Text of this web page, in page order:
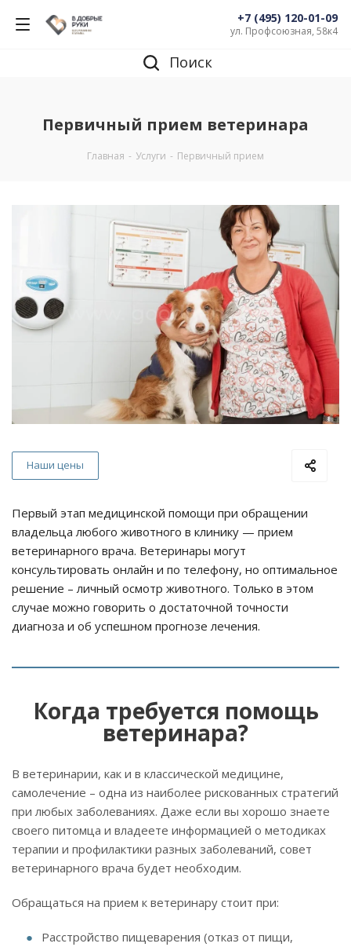
+7 (495) 120-01-09
ул. Профсоюзная, 58к4
Поиск
Первичный прием ветеринара
Главная - Услуги - Первичный прием
Наши цены
Первый этап медицинской помощи при обращении
владельца любого животного в клинику — прием
ветеринарного врача. Ветеринары могут
консультировать онлайн и по телефону, но оптимальное
решение – личный осмотр животного. Только в этом
случае можно говорить о достаточной точности
диагноза и об успешном прогнозе лечения.
Когда требуется помощь
ветеринара?
В ветеринарии, как и в классической медицине,
самолечение – одна из наиболее рискованных стратегий
при любых заболеваниях. Даже если вы хорошо знаете
своего питомца и владеете информацией о методиках
терапии и профилактики разных заболеваний, совет
ветеринарного врача будет необходим.
Обращаться на прием к ветеринару стоит при:
Расстройство пищеварения (отказ от пищи,